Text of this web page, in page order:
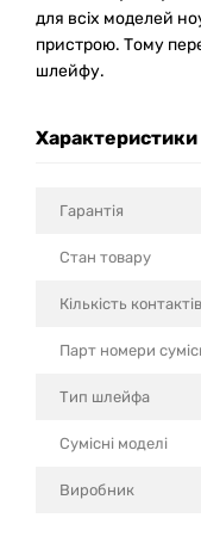
для всіх моделей
пристрою. Тому
шлейфу.
Характеристики
Гарантія
Стан товару
Кількість контактів
Парт номери
Тип шлейфа
Сумісні моделi
Виробник